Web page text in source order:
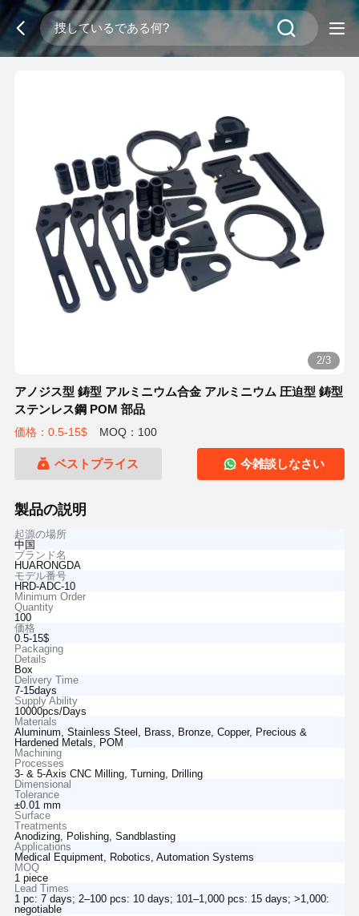
2/3
アノジス型 鋳型 アルミニウム合金 アルミニウム 圧迫型 鋳型
ステンレス鋼 POM 部品
価格：0.5-15$ MOQ：100
ベストプライス 今雑談しなさい
製品の説明
起源の場所
中国
ブランド名
HUARONGDA
モデル番号
HRD-ADC-10
Minimum Order
Quantity
100
価格
0.5-15$
Packaging
Details
Box
Delivery Time
7-15days
Supply Ability
10000pcs/Days
Materials
Aluminum, Stainless Steel, Brass, Bronze, Copper, Precious &
Hardened Metals, POM
Machining
Processes
3- & 5-Axis CNC Milling, Turning, Drilling
Dimensional
Tolerance
±0.01 mm
Surface
Treatments
Anodizing, Polishing, Sandblasting
Applications
Medical Equipment, Robotics, Automation Systems
MOQ
1 piece
Lead Times
1 pc: 7 days; 2–100 pcs: 10 days; 101–1,000 pcs: 15 days; >1,000:
negotiable